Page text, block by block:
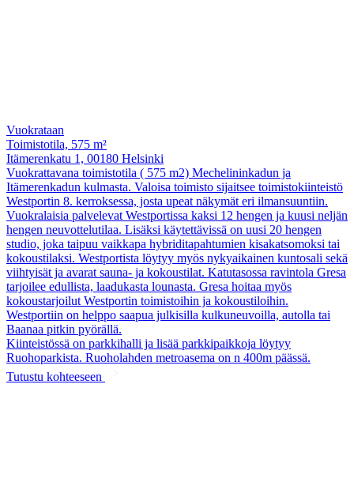
Vuokrataan
Toimistotila, 575 m²
Itämerenkatu 1, 00180 Helsinki
Vuokrattavana toimistotila ( 575 m2) Mechelininkadun ja
Itämerenkadun kulmasta. Valoisa toimisto sijaitsee toimistokiinteistö
Westportin 8. kerroksessa, josta upeat näkymät eri ilmansuuntiin.
Vuokralaisia palvelevat Westportissa kaksi 12 hengen ja kuusi neljän
hengen neuvottelutilaa. Lisäksi käytettävissä on uusi 20 hengen
studio, joka taipuu vaikkapa hybriditapahtumien kisakatsomoksi tai
kokoustilaksi. Westportista löytyy myös nykyaikainen kuntosali sekä
viihtyisät ja avarat sauna- ja kokoustilat. Katutasossa ravintola Gresa
tarjoilee edullista, laadukasta lounasta. Gresa hoitaa myös
kokoustarjoilut Westportin toimistoihin ja kokoustiloihin.
Westportiin on helppo saapua julkisilla kulkuneuvoilla, autolla tai
Baanaa pitkin pyörällä.
Kiinteistössä on parkkihalli ja lisää parkkipaikkoja löytyy
Ruohoparkista. Ruoholahden metroasema on n 400m päässä.
Tutustu kohteeseen